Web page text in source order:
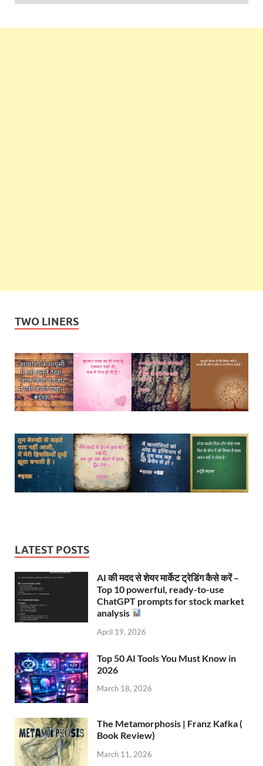
TWO LINERS
LATEST POSTS
AI की मदद से शेयर मार्केट ट्रेडिंग कैसे करें –
Top 10 powerful, ready-to-use
ChatGPT prompts for stock market
analysis
April 19, 2026
Top 50 AI Tools You Must Know in
2026
March 18, 2026
The Metamorphosis | Franz Kafka (
Book Review)
March 11, 2026